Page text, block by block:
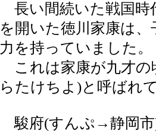
長い間続いた戦国時
を開いた徳川家康は
力を持っていました。
これは家康が九才の
らたけちよ)と呼ばれ
駿府(すんぷ→静岡市